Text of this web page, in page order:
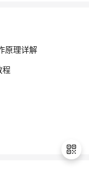
原理详解
程